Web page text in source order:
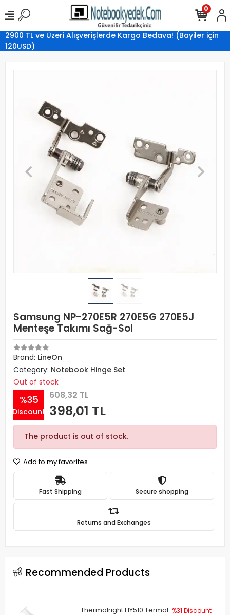
2900 TL ve Üzeri Alışverişlerde Kargo Bedava! (Bayiler için
120USD)
0
Samsung NP-270E5R 270E5G 270E5J
Menteşe Takımı Sağ-Sol
Brand: LineOn
Category: Notebook Hinge Set
Out of stock
%35
Discount
608,32 TL
398,01 TL
The product is out of stock.
Add to my favorites
Fast Shipping Secure shopping
Returns and Exchanges
Recommended Products
Thermalright HY510 Termal %31 Discount